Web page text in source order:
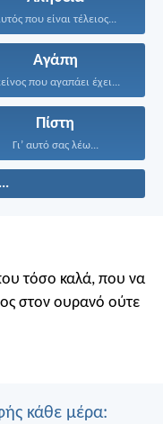
που είναι τέλειος...
Αγάπη
που αγαπάει έχει...
Πίστη
Γι’ αυτό σας λέω...
τόσο καλά, που να
στον ουρανό ούτε
κάθε μέρα: